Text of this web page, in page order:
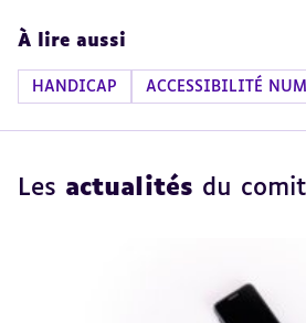
À lire aussi
HANDICAP ACCESSIBILITÉ
Les actualités du